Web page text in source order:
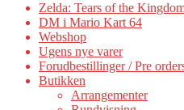
Zelda: Tears of the
DM i Mario Kart 64
Webshop
Ugens nye varer
Forudbestillinger / Pre
Butikken
Arrangementer